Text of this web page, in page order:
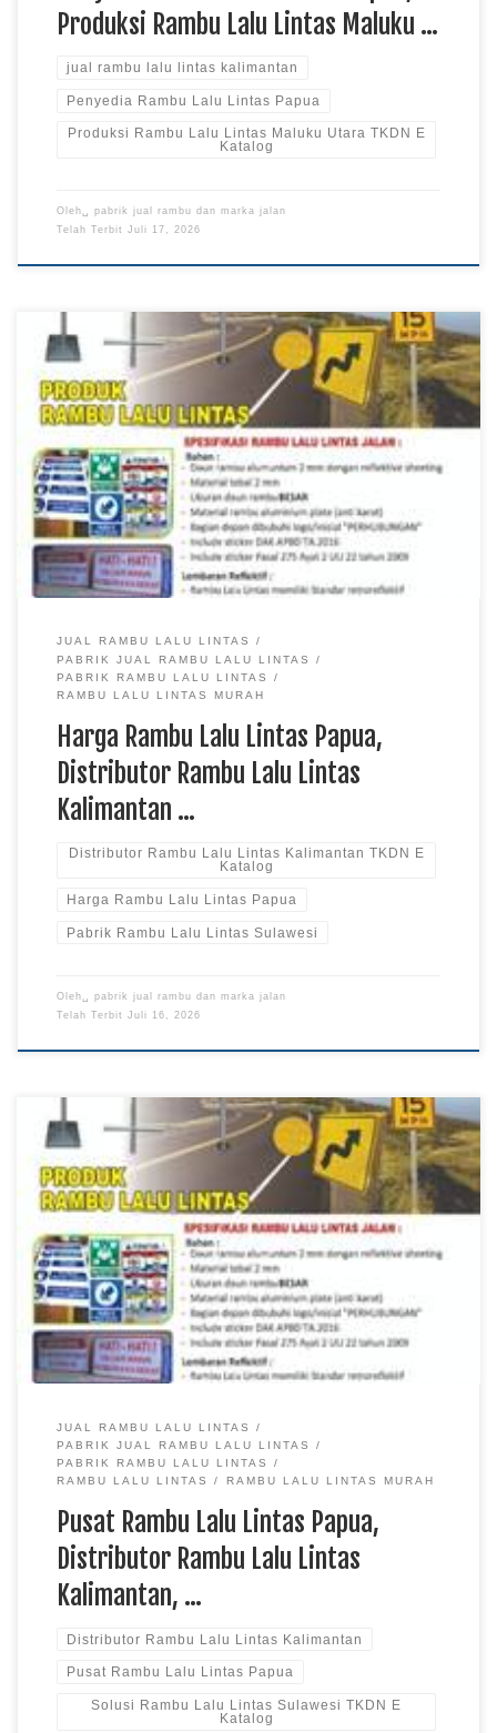
Produksi Rambu Lalu Lintas Maluku …
jual rambu lalu lintas kalimantan
Penyedia Rambu Lalu Lintas Papua
Produksi Rambu Lalu Lintas Maluku Utara TKDN E
Katalog
Oleh␣ pabrik jual rambu dan marka jalan
Telah Terbit Juli 17, 2026
Harga Rambu Lalu Lintas Papua, Distributor Rambu Lalu
Lintas Kalimantan TKDN E Katalog, Pabrik Rambu Lalu Lintas
Sulawesi Rambu lalu lintas merupakan perlengkapan penting
yang membantu menciptakan keamanan, ketertiban, dan
kelancaran arus kendaraan melalui informasi, petunjuk,
larangan, maupun peringatan. Produk rambu lalu lintas
diproduksi menggunakan material berkualitas dengan lapisan
reflektif […]
JUAL RAMBU LALU LINTAS
PABRIK JUAL RAMBU LALU LINTAS
PABRIK RAMBU LALU LINTAS
RAMBU LALU LINTAS MURAH
Harga Rambu Lalu Lintas Papua,
Distributor Rambu Lalu Lintas
Kalimantan …
Distributor Rambu Lalu Lintas Kalimantan TKDN E
Katalog
Harga Rambu Lalu Lintas Papua
Pabrik Rambu Lalu Lintas Sulawesi
Oleh␣ pabrik jual rambu dan marka jalan
Telah Terbit Juli 16, 2026
Pusat Rambu Lalu Lintas Papua, Distributor Rambu Lalu Lintas
Kalimantan, Solusi Rambu Lalu Lintas Sulawesi TKDN E
Katalog Rambu lalu lintas berfungsi sebagai media informasi,
petunjuk, larangan, dan peringatan yang membantu
menciptakan keamanan bagi seluruh pengguna jalan. Produk
rambu lalu lintas diproduksi menggunakan material berkualitas
dengan lapisan reflektif berstandar tinggi […]
JUAL RAMBU LALU LINTAS
PABRIK JUAL RAMBU LALU LINTAS
PABRIK RAMBU LALU LINTAS
RAMBU LALU LINTAS
RAMBU LALU LINTAS MURAH
Pusat Rambu Lalu Lintas Papua,
Distributor Rambu Lalu Lintas
Kalimantan, …
Distributor Rambu Lalu Lintas Kalimantan
Pusat Rambu Lalu Lintas Papua
Solusi Rambu Lalu Lintas Sulawesi TKDN E
Katalog